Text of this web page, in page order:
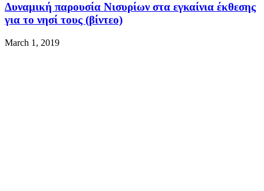
Δυναμική παρουσία Νισυρίων στα εγκαίνια έκθεσης
για το νησί τους (βίντεο)
March 1, 2019